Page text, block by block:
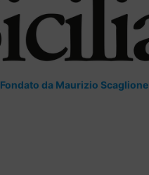
Fondato da Maurizio Scaglione